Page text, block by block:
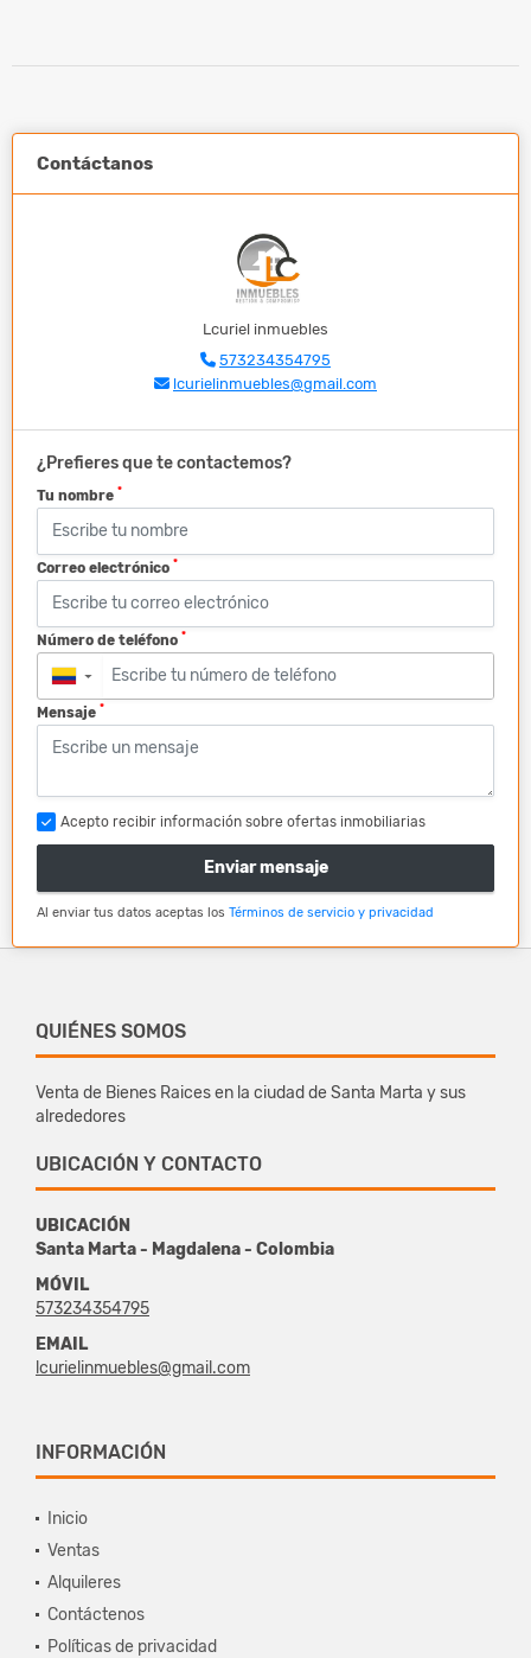
Contáctanos
Lcuriel inmuebles
573234354795
lcurielinmuebles@gmail.com
¿Prefieres que te contactemos?
Tu nombre *
Correo electrónico *
Número de teléfono *
▼
Mensaje *
Acepto recibir información sobre ofertas inmobiliarias
Enviar mensaje
Al enviar tus datos aceptas los Términos de servicio y privacidad
QUIÉNES SOMOS
Venta de Bienes Raices en la ciudad de Santa Marta y sus
alrededores
UBICACIÓN Y CONTACTO
UBICACIÓN
Santa Marta - Magdalena - Colombia
MÓVIL
573234354795
EMAIL
lcurielinmuebles@gmail.com
INFORMACIÓN
Inicio
Ventas
Alquileres
Contáctenos
Políticas de privacidad